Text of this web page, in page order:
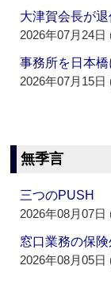
大津賀会長が
2026年07月24日
事務所を日本
2026年07月15日
無季言
三つのPUSH
2026年08月07日
窓口業務の保
2026年08月05日